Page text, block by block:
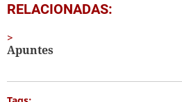
RELACIONADAS:
Apuntes